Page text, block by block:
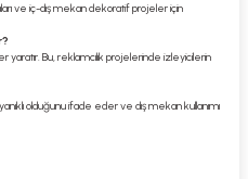
ve iç-dış mekan dekoratif projeler için
yaratır. Bu, reklamcılık projelerinde izleyicilerin
olduğunu ifade eder ve dış mekan kullanımı